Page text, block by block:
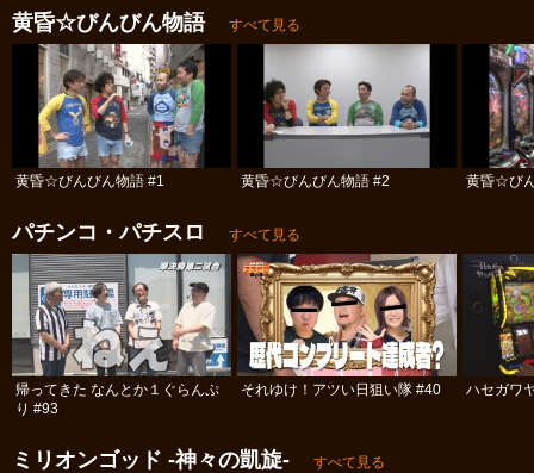
黄昏☆びんびん物語
すべて見る
黄昏☆びんびん物語 #1 黄昏☆びんびん物語 #2 黄昏☆び
パチンコ・パチスロ すべて見る
帰ってきた なんとか１ぐらんぷ
り #93
それゆけ！アツい日狙い隊 #40 ハセガワ
ミリオンゴッド -神々の凱旋- すべて見る